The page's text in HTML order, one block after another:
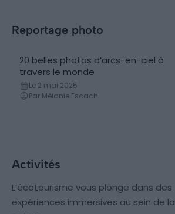
Reportage photo
20 belles photos d’arcs-en-ciel à
travers le monde
Le 2 mai 2025
Par Mélanie Escach
Activités
L’écotourisme vous plonge dans des
expériences immersives au sein de la